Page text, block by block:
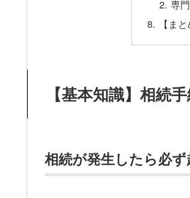
専
【ま
【基本知識】相続
相続が発生したら必